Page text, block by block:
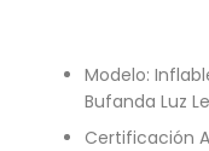
Modelo:
Bufanda Luz
Certificación